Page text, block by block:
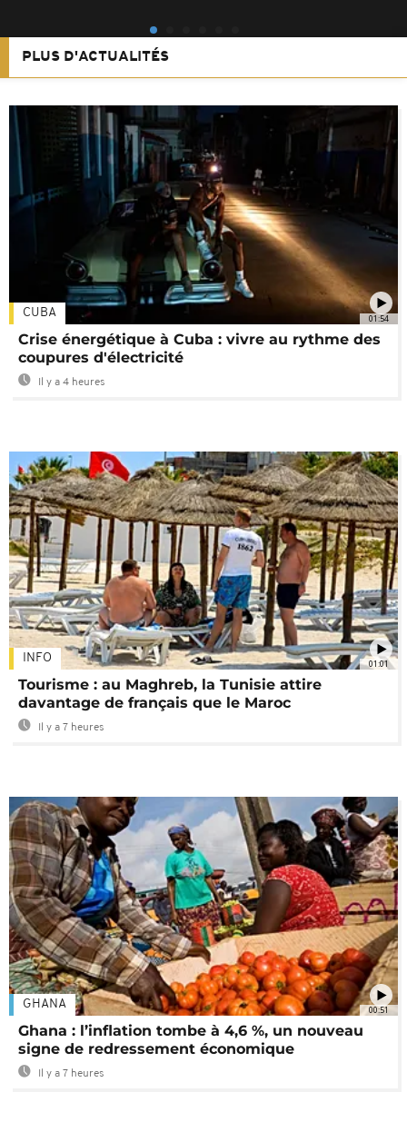
PLUS D'ACTUALITÉS
01:54
CUBA
Crise énergétique à Cuba : vivre au rythme des
coupures d'électricité
Il y a 4 heures
01:01
INFO
Tourisme : au Maghreb, la Tunisie attire
davantage de français que le Maroc
Il y a 7 heures
00:51
GHANA
Ghana : l’inflation tombe à 4,6 %, un nouveau
signe de redressement économique
Il y a 7 heures